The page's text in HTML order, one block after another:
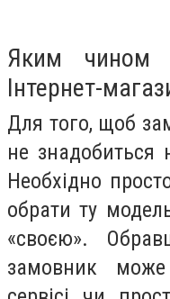
Яким чином
Інтернет-
Для того, щоб
не знадобиться
Необхідно
обрати ту
«своєю».
замовник